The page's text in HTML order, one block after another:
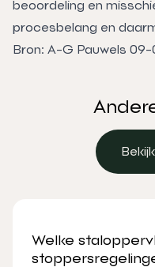
beoordeling en
procesbelang en
Bron: A-G Pauwels
Welke